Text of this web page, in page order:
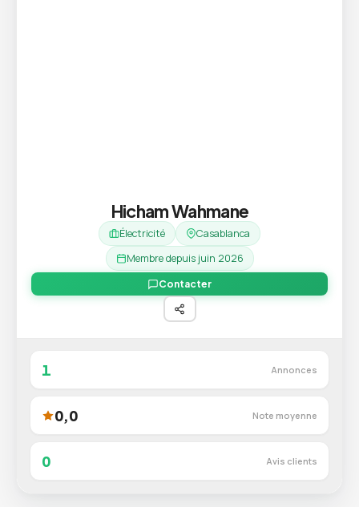
Hicham Wahmane
Électricité
Casablanca
Membre depuis juin 2026
Contacter
1 Annonces
0,0 Note moyenne
0 Avis clients